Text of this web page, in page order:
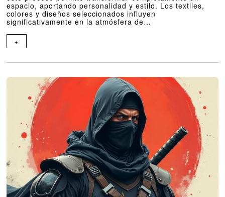
espacio, aportando personalidad y estilo. Los textiles,
colores y diseños seleccionados influyen
significativamente en la atmósfera de…
+